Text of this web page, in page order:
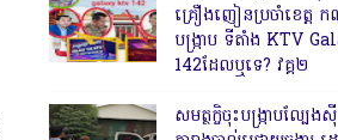
គ្រឿងញៀនប្រចាំខេត្ត
បង្ក្រាប ទីតាំង KTV
142ដែលឬទេ? វគ្គ២
សមត្ថកិ្ចចុះបង្ក្រាបល្បែ